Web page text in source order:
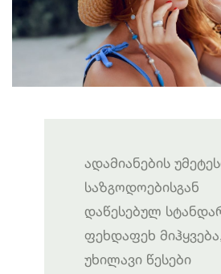
ადამიანების
საზგოდოებისგან
დაწესებულ
ფეხდაფეხ
უხილავი წესები